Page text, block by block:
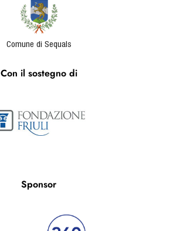
Comune di Sequals
Con il sostegno di
Sponsor